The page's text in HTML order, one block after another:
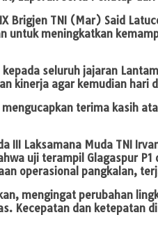
Brigjen TNI (Mar) Said
untuk meningkatkan
seluruh jajaran
kinerja agar kemudian
terima kasih
III Laksamana Muda TNI
uji terampil Glagaspur
operasional pangkalan,
mengingat perubahan
Kecepatan dan ketepatan